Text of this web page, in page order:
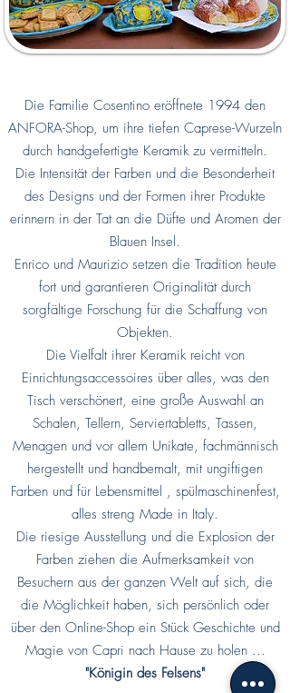
Die Familie Cosentino eröffnete 1994 den
ANFORA-Shop, um ihre tiefen Caprese-Wurzeln
durch handgefertigte Keramik zu vermitteln.
Die Intensität der Farben und die Besonderheit
des Designs und der Formen ihrer Produkte
erinnern in der Tat an die Düfte und Aromen der
Blauen Insel.
Enrico und Maurizio setzen die Tradition heute
fort und garantieren Originalität durch
sorgfältige Forschung für die Schaffung von
Objekten.
Die Vielfalt ihrer Keramik reicht von
Einrichtungsaccessoires über alles, was den
Tisch verschönert, eine große Auswahl an
Schalen, Tellern, Serviertabletts, Tassen,
Menagen und vor allem Unikate, fachmännisch
hergestellt und handbemalt, mit ungiftigen
Farben und für Lebensmittel , spülmaschinenfest,
alles streng Made in Italy.
Die riesige Ausstellung und die Explosion der
Farben ziehen die Aufmerksamkeit von
Besuchern aus der ganzen Welt auf sich, die
die Möglichkeit haben, sich persönlich oder
über den Online-Shop ein Stück Geschichte und
Magie von Capri nach Hause zu holen ...
"Königin des Felsens"